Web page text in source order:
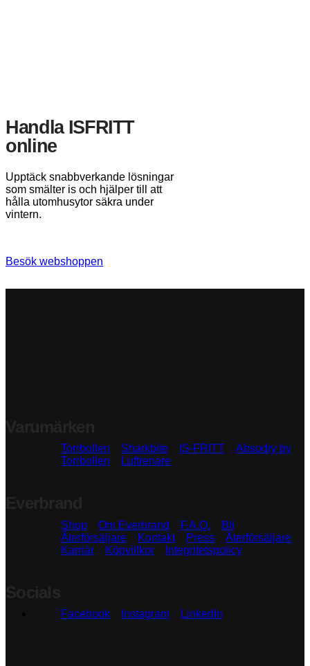
Handla ISFRITT
online
Upptäck snabbverkande lösningar
som smälter is och hjälper till att
hålla utomhusytor säkra under
vintern.
Besök webshoppen
Torrbollen Sharkbite IS-FRITT
Absodry by
Torrbollen
Luftrenare
Shop Om Everbrand F.A.Q.
Bli
Återförsäljare
Kontakt Press
Återförsäljare
Karriär
Köpvillkor Integritetspolicy
Facebook Instagram LinkedIn